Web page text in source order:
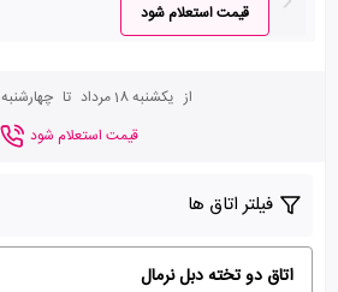
قیمت استعلام شود
از یکشنبه 18 مرداد تا چهارشنبه 21 مرداد
قیمت استعلام شود
فیلتر اتاق ها
اتاق دو تخته دبل نرمال